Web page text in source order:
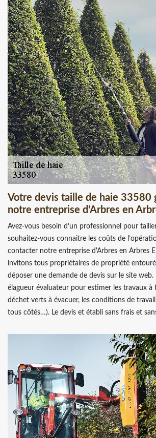
Votre devis taille de haie 33580
notre entreprise d'Arbres en
Avez-vous besoin d’un professionnel pour
souhaitez-vous connaitre les coûts de
contacter notre entreprise d'Arbres en Arbres
invitons tous propriétaires de propriété
déposer une demande de devis sur le site
élagueur évaluateur pour estimer les travaux à
déchet verts à évacuer, les conditions de
tous côtés…). Le devis et établi sans frais et